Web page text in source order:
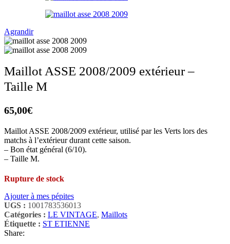
Agrandir
Maillot ASSE 2008/2009 extérieur –
Taille M
65,00€
Maillot ASSE 2008/2009 extérieur, utilisé par les Verts lors des
matchs à l’extérieur durant cette saison.
– Bon état général (6/10).
– Taille M.
Rupture de stock
Ajouter à mes pépites
UGS : 1001783536013
Catégories : LE VINTAGE, Maillots
Étiquette : ST ETIENNE
Share: